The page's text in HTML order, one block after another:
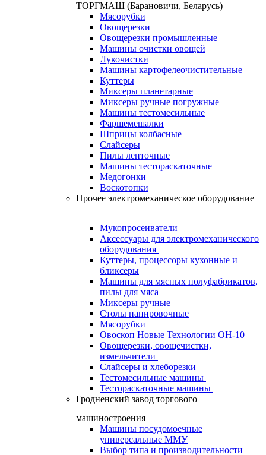
ТОРГМАШ (Барановичи, Беларусь)
Мясорубки
Овощерезки
Овощерезки промышленные
Машины очистки овощей
Лукочистки
Машины картофелеочистительные
Куттеры
Миксеры планетарные
Миксеры ручные погружные
Машины тестомесильные
Фаршемешалки
Шприцы колбасные
Слайсеры
Пилы ленточные
Машины тестораскаточные
Медогонки
Воскотопки
Прочее электромеханическое оборудование
Мукопросеиватели
Аксессуары для электромеханического
оборудования
Куттеры, процессоры кухонные и
бликсеры
Машины для мясных полуфабрикатов,
пилы для мяса
Миксеры ручные
Столы панировочные
Мясорубки
Овоскоп Новые Технологии ОН-10
Овощерезки, овощечистки,
измельчители
Слайсеры и хлеборезки
Тестомесильные машины
Тестораскаточные машины
Гродненский завод торгового
машиностроения
Машины посудомоечные
универсальные ММУ
Выбор типа и производительности